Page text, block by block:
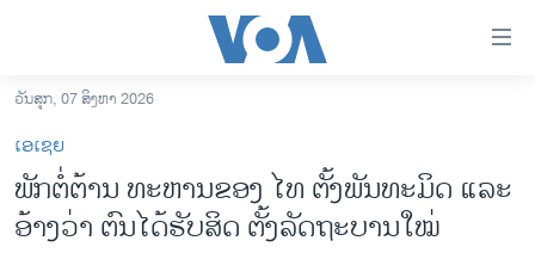
ເຂົ້າ
ຫາ
ຂ້າມ
ຂ້າມ
ຂ້າມ
ລາວ
ອາເມຣິກາ
ວັນສຸກ, 07 ສິງຫາ 2026
ເອເຊຍ
ພັກ​ຕໍ່​ຕ້ານ ​​ທະ​ຫານ​ຂອງ ໄທ ຕັ້ງ​ພັນ​ທະ​ມິດ​ ແລະ ​
ອ້າງວ່າ ຕົນ​ໄດ້​ຮັບ​ສິດ ​ຕັ້ງ​ລັດ​ຖະ​ບານ​​ໃໝ່